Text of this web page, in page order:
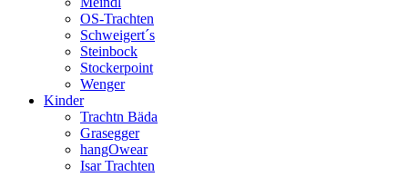
OS-Trachten
Schweigert´s
Steinbock
Stockerpoint
Wenger
Kinder
Trachtn Bäda
Grasegger
hangOwear
Isar Trachten